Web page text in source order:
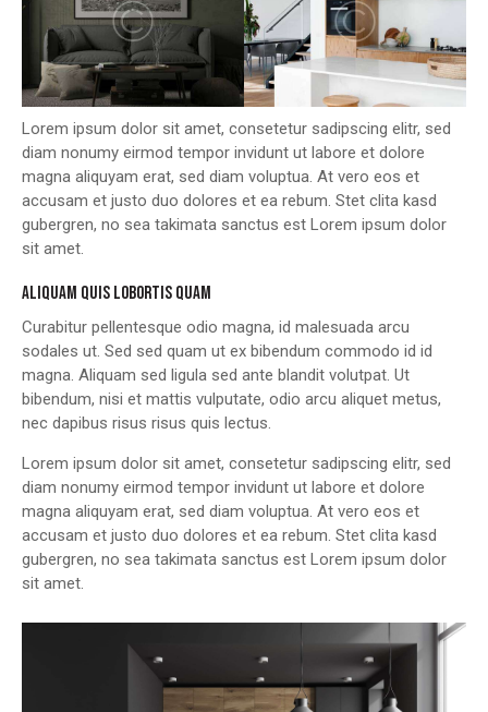
Lorem ipsum dolor sit amet, consetetur sadipscing elitr, sed
diam nonumy eirmod tempor invidunt ut labore et dolore
magna aliquyam erat, sed diam voluptua. At vero eos et
accusam et justo duo dolores et ea rebum. Stet clita kasd
gubergren, no sea takimata sanctus est Lorem ipsum dolor
sit amet.
ALIQUAM QUIS LOBORTIS QUAM
Curabitur pellentesque odio magna, id malesuada arcu
sodales ut. Sed sed quam ut ex bibendum commodo id id
magna. Aliquam sed ligula sed ante blandit volutpat. Ut
bibendum, nisi et mattis vulputate, odio arcu aliquet metus,
nec dapibus risus risus quis lectus.
Lorem ipsum dolor sit amet, consetetur sadipscing elitr, sed
diam nonumy eirmod tempor invidunt ut labore et dolore
magna aliquyam erat, sed diam voluptua. At vero eos et
accusam et justo duo dolores et ea rebum. Stet clita kasd
gubergren, no sea takimata sanctus est Lorem ipsum dolor
sit amet.